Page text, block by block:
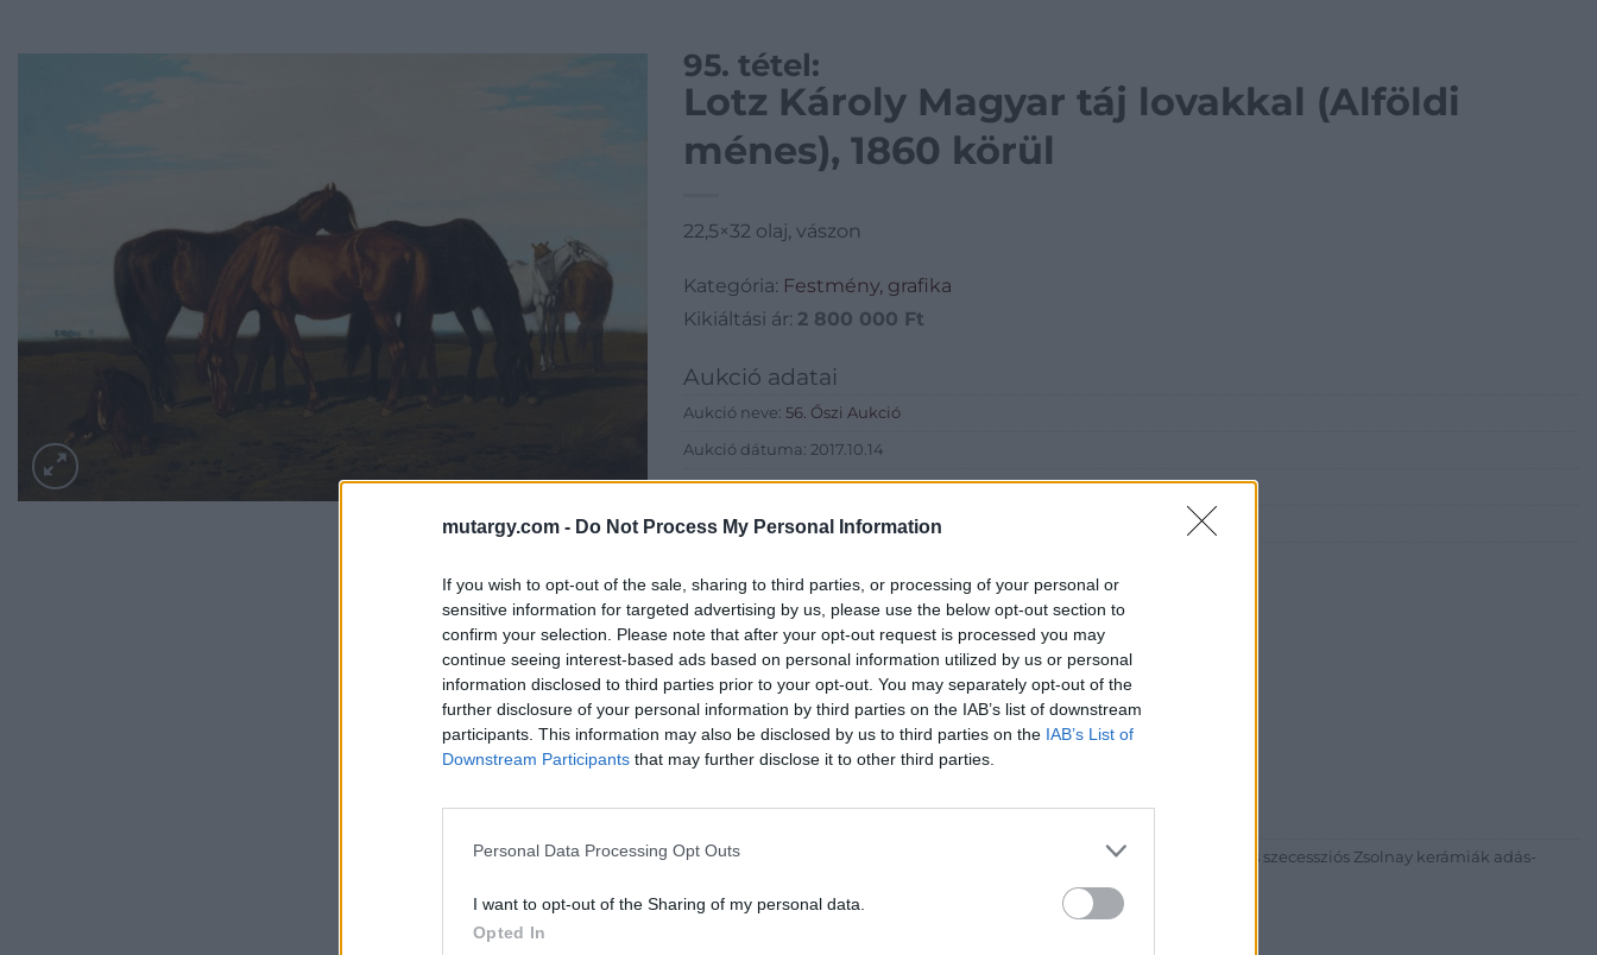
mutargy.com - Do Not Process My Personal Information
If you wish to opt-out of the sale, sharing to third parties, or processing of your personal or
sensitive information for targeted advertising by us, please use the below opt-out section to
confirm your selection. Please note that after your opt-out request is processed you may
continue seeing interest-based ads based on personal information utilized by us or personal
information disclosed to third parties prior to your opt-out. You may separately opt-out of the
further disclosure of your personal information by third parties on the IAB’s list of downstream
participants. This information may also be disclosed by us to third parties on the IAB’s List of
Downstream Participants that may further disclose it to other third parties.
Personal Data Processing Opt Outs
I want to opt-out of the Sharing of my personal data.
Opted In
95. tétel:
Lotz Károly Magyar táj lovakkal (Alföldi
ménes), 1860 körül
22,5×32 olaj, vászon
Kategória: Festmény, grafika
Kikiáltási ár: 2 800 000 Ft
Aukció adatai
Aukció neve: 56. Őszi Aukció
Aukció dátuma: 2017.10.14
Aukció ideje: 18:00
Aukció helye: Budapest Kongresszusi Központ
Eladó adatai
Eladó:Virág Judit Galéria
Cím: Nemes Zsófia
Mű-Terem Galéria Kft.
1055 Budapest, Falk Miksa u. 30
Bemutatkozás: Kiemelkedő kvalitású 19. és 20. századi magyar festészet és szecessziós Zsolnay kerámiák adás-